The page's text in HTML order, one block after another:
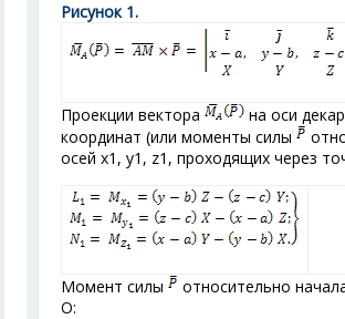
Рисунок 1.
Проекции вектора
на оси
координат (или моменты силы
осей х1 , у1 , z1 , проходящих через
Момент силы
относительно
О: